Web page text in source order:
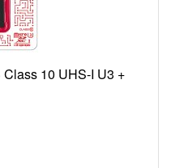
10 UHS-I U3 +